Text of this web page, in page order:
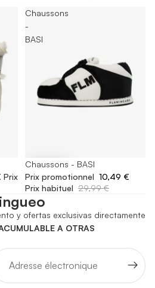
Prix
Chaussons
-
BASI
-65%
Chaussons - BASI
Prix promotionnel 10,49 €
Prix habituel 29,99 €
y ofertas exclusivas directamente
A OTRAS